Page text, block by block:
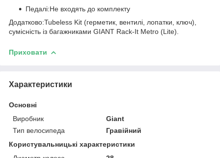
Педалі:Не входять до комплекту
Додатково:Tubeless Kit (герметик, вентилі, лопатки, ключ),
сумісність із багажниками GIANT Rack-It Metro (Lite).
Приховати
Характеристики
Основні
Виробник
Giant
Тип велосипеда
Гравійний
Користувальницькі характеристики